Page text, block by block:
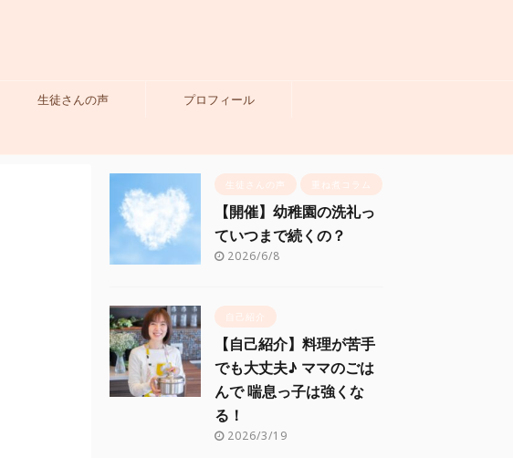
生徒さんの声 プロフィール
生徒さんの声 重ね煮コラム
【開催】幼稚園の洗礼っ
ていつまで続くの？
2026/6/8
自己紹介
【自己紹介】料理が苦手
でも大丈夫♪ ママのごは
んで 喘息っ子は強くな
る！
2026/3/19